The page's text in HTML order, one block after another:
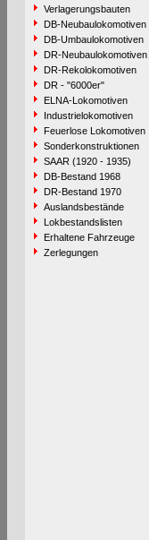
Verlagerungsbauten
DB-Neubaulokomotiven
DB-Umbaulokomotiven
DR-Neubaulokomotiven
DR-Rekolokomotiven
DR - "6000er"
ELNA-Lokomotiven
Industrielokomotiven
Feuerlose Lokomotiven
Sonderkonstruktionen
SAAR (1920 - 1935)
DB-Bestand 1968
DR-Bestand 1970
Auslandsbestände
Lokbestandslisten
Erhaltene Fahrzeuge
Zerlegungen